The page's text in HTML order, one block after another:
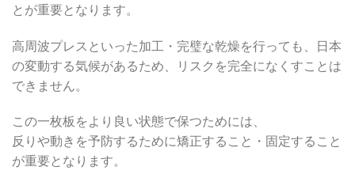
とが重要となります。
高周波プレスといった加工・完璧な乾燥を行っても、日本
の変動する気候があるため、リスクを完全になくすことは
できません。
この一枚板をより良い状態で保つためには、
反りや動きを予防するために矯正すること・固定すること
が重要となります。